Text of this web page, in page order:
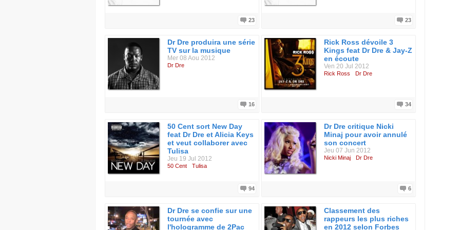
23 23
Dr Dre produira une série
TV sur la musique
Mer 08 Aou 2012
Dr Dre
16
Rick Ross dévoile 3
Kings feat Dr Dre & Jay-Z
en écoute
Ven 20 Jul 2012
Rick Ross Dr Dre
34
50 Cent sort New Day
feat Dr Dre et Alicia Keys
et veut collaborer avec
Tulisa
Jeu 19 Jul 2012
50 Cent Tulisa
94
Dr Dre critique Nicki
Minaj pour avoir annulé
son concert
Jeu 07 Jun 2012
Nicki Minaj Dr Dre
6
Dr Dre se confie sur une
tournée avec
l'hologramme de 2Pac
Classement des
rappeurs les plus riches
en 2012 selon Forbes